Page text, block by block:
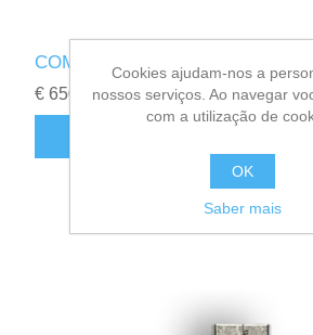
COMBINADOR IQ 4C
€ 650,00
Cookies ajudam-nos a
nossos serviços. Ao navegar
com a utilização de
OK
Saber mais